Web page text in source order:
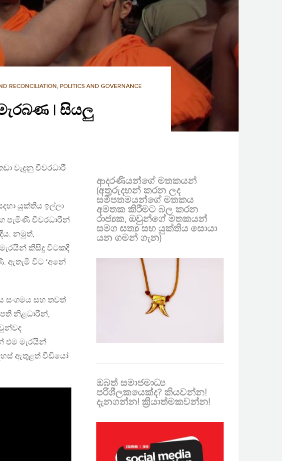
RECONCILIATION, POLITICS AND GOVERNANCE
| සියලු
වැදුනු චීවරධාරී
යුක්තිය ඉල්ලා
පැමිණි චීවරධාරීන්
නමුත්,
කිසිදු විටකදී
ඇතැමි විට ‘අනේ
සංගමය සහ තවත්
නිළධාරීන්,
එම මැරයින්
ඇතුළත් වීඩියෝ
ආදරණීයන්ගේ මතකයන්
(අතුරුදහන් කරන ලද
සමීපතමයන්ගේ මතකය
අමතක කිරීමට බල කරන
රාජ්‍යක, ඔවුන්ගේ මතකයන්
සමග සත්‍ය සහ යුක්තිය සොයා
යන ගමන් ගැන)
ඔබත් සමාජමාධ්‍ය
පරිශීලකයෙක්ද? කියවන්න!
දැනගන්න! ක්‍රියාත්මකවන්න!